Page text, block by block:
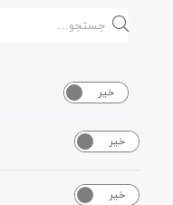
خیر
خیر
خیر